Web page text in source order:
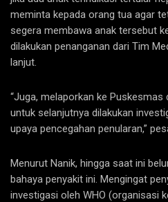
meminta kepada orang tua agar
segera membawa anak tersebut
dilakukan penanganan dari Tim
lanjut.
“Juga, melaporkan ke
untuk selanjutnya dilakukan
upaya pencegahan penularan,”
Menurut Nanik, hingga saat ini
bahaya penyakit ini. Mengingat
investigasi oleh WHO (organisasi